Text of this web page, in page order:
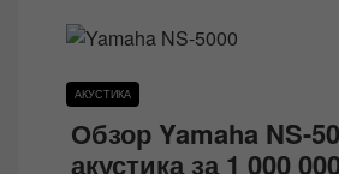
АКУСТИКА
Обзор Yamaha NS-
акустика за 1 000